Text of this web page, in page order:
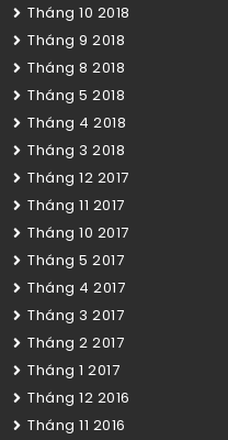
Tháng 10 2018
Tháng 9 2018
Tháng 8 2018
Tháng 5 2018
Tháng 4 2018
Tháng 3 2018
Tháng 12 2017
Tháng 11 2017
Tháng 10 2017
Tháng 5 2017
Tháng 4 2017
Tháng 3 2017
Tháng 2 2017
Tháng 1 2017
Tháng 12 2016
Tháng 11 2016